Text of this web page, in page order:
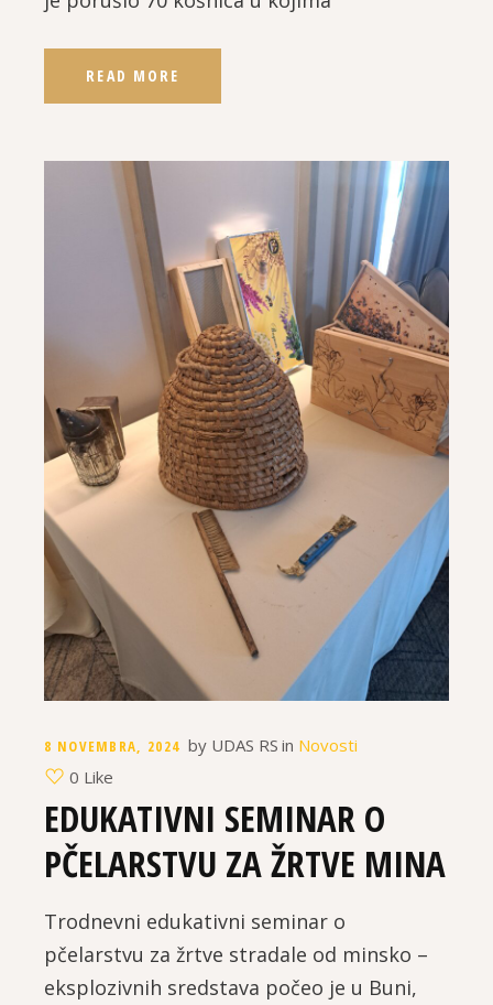
READ MORE
8 NOVEMBRA, 2024 by UDAS RS in Novosti
0 Like
EDUKATIVNI SEMINAR O
PČELARSTVU ZA ŽRTVE MINA
Trodnevni edukativni seminar o
pčelarstvu za žrtve stradale od minsko –
eksplozivnih sredstava počeo je u Buni,